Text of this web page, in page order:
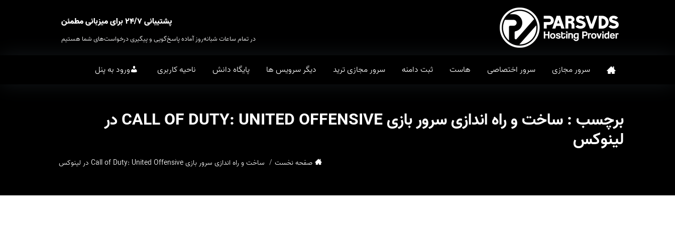
پشتیبانی ۲۴/۷ برای میزبانی مطمئن
در تمام ساعات شبانه‌روز آماده پاسخ‌گویی و پیگیری درخواست‌های شما هستیم
سرور مجازی سرور اختصاصی هاست ثبت دامنه سرور مجازی ترید دیگر سرویس ها پایگاه دانش ناحیه کاربری ورود به پنل
برچسب : ساخت و راه اندازی سرور بازی CALL OF DUTY: UNITED OFFENSIVE در
لینوکس
صفحه نخست ساخت و راه اندازی سرور بازی Call of Duty: United Offensive در لینوکس